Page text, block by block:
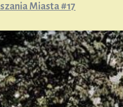
Miasta #17